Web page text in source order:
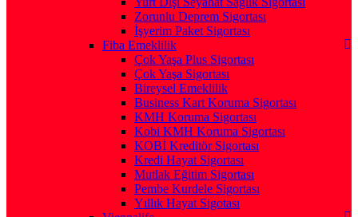
Zorunlu Deprem Sigortası
İşyerim Paket Sigortası
Fiba Emeklilik
Çok Yaşa Plus Sigortası
Çok Yaşa Sigortası
Bireysel Emeklilik
Business Kart Koruma Sigortası
KMH Koruma Sigortası
Kobi KMH Koruma Sigortası
KOBİ Kreditör Sigortası
Kredi Hayat Sigortası
Mutlak Eğitim Sigortası
Pembe Kurdele Sigortası
Yıllık Hayat Sigotası